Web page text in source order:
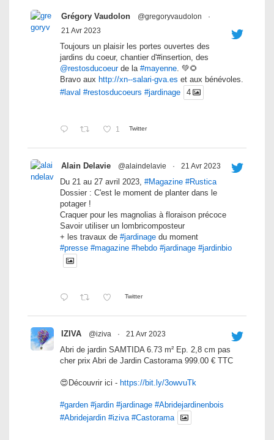
Grégory Vaudolon @gregoryvaudolon
·
21 Avr 2023
Toujours un plaisir les portes ouvertes des
jardins du coeur, chantier d'#insertion, des
@restosducoeurde la #mayenne. 💚🌻
Bravo aux http://xn--salari-gva.es et aux bénévoles.
#laval #restosducoeurs #jardinage 4
1 Twitter
Alain Delavie @alaindelavie · 21 Avr 2023
Du 21 au 27 avril 2023, #Magazine #Rustica
Dossier : C'est le moment de planter dans le
potager !
Craquer pour les magnolias à floraison précoce
Savoir utiliser un lombricomposteur
+ les travaux de #jardinage du moment
#presse #magazine #hebdo #jardinage #jardinbio
Twitter
IZIVA @iziva · 21 Avr 2023
Abri de jardin SAMTIDA 6.73 m² Ep. 2,8 cm pas
cher prix Abri de Jardin Castorama 999.00 € TTC
😍Découvrir ici - https://bit.ly/3owvuTk
#garden #jardin #jardinage #Abridejardinenbois
#Abridejardin #iziva #Castorama